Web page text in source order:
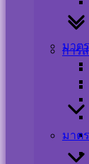
มาต
การ
มาต
แผนผังเว็บไซต์
นโยบายเว็บไซต์
นโยบายการคุ้
นโยบายการรัก
©สงวนลิขสิทธิ์